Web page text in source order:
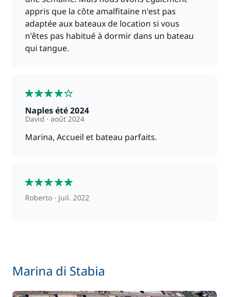
appris que la côte amalfitaine n'est pas
adaptée aux bateaux de location si vous
n'êtes pas habitué à dormir dans un bateau
qui tangue.
Naples été 2024
David août 2024
Marina, Accueil et bateau parfaits.
Roberto juil. 2022
Marina di Stabia